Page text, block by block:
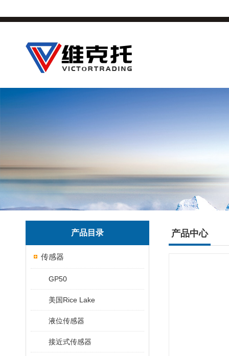
产品目录
传感器
GP50
美国Rice Lake
液位传感器
接近式传感器
产品中心